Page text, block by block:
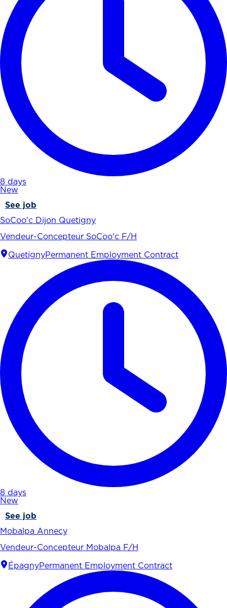
8 days
New
See job
SoCoo'c Dijon Quetigny
Vendeur-Concepteur SoCoo'c F/H
QuetignyPermanent Employment Contract
8 days
New
See job
Mobalpa Annecy
Vendeur-Concepteur Mobalpa F/H
ÉpagnyPermanent Employment Contract